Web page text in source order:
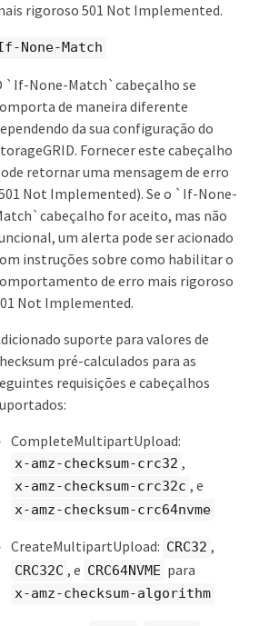
rigoroso 501 Not Implemented.
None-Match
`If-None-Match`cabeçalho se
de maneira diferente
da sua configuração do
Fornecer este cabeçalho
retornar uma mensagem de erro
Not Implemented). Se o `If-None-
for aceito, mas não
um alerta pode ser acionado
instruções sobre como habilitar o
de erro mais rigoroso
Not Implemented.
suporte para valores de
pré-calculados para as
requisições e cabeçalhos
CompleteMultipartUpload:
x-amz-checksum-crc32 ,
x-amz-checksum-crc32c , e
x-amz-checksum-crc64nvme
CreateMultipartUpload: CRC32 ,
CRC32C , e CRC64NVME para
x-amz-checksum-algorithm